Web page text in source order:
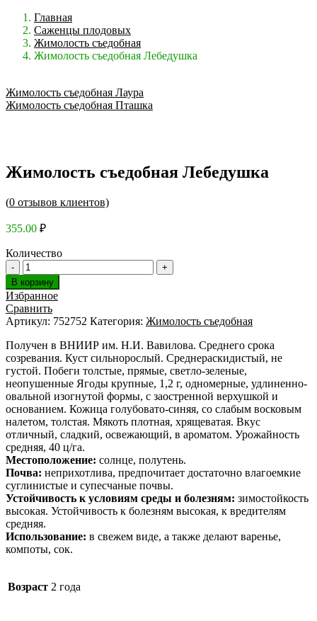
Главная
Саженцы плодовых
Жимолость съедобная
Жимолость съедобная Лебедушка
Жимолость съедобная Лаура
Жимолость съедобная Пташка
Жимолость съедобная Лебедушка
(0 отзывов клиентов)
355.00 ₽
Количество
В корзину
Избранное
Сравнить
Артикул: 752752 Категория: Жимолость съедобная
Получен в ВНИИР им. Н.И. Вавилова. Среднего срока
созревания. Куст сильнорослый. Среднераскидистый, не
густой. Побеги толстые, прямые, светло-зеленые,
неопушенные Ягоды крупные, 1,2 г, одномерные, удлиненно-
овальной изогнутой формы, с заостренной верхушкой и
основанием. Кожица голубовато-синяя, со слабым восковым
налетом, толстая. Мякоть плотная, хрящеватая. Вкус
отличный, сладкий, освежающий, в ароматом. Урожайность
средняя, 40 ц/га.
Местоположение: солнце, полутень.
Почва: неприхотлива, предпочитает достаточно влагоемкие
суглинистые и супесчаные почвы.
Устойчивость к условиям среды и болезням: зимостойкость
высокая. Устойчивость к болезням высокая, к вредителям
средняя.
Использование: в свежем виде, а также делают варенье,
компоты, сок.
Возраст 2 года